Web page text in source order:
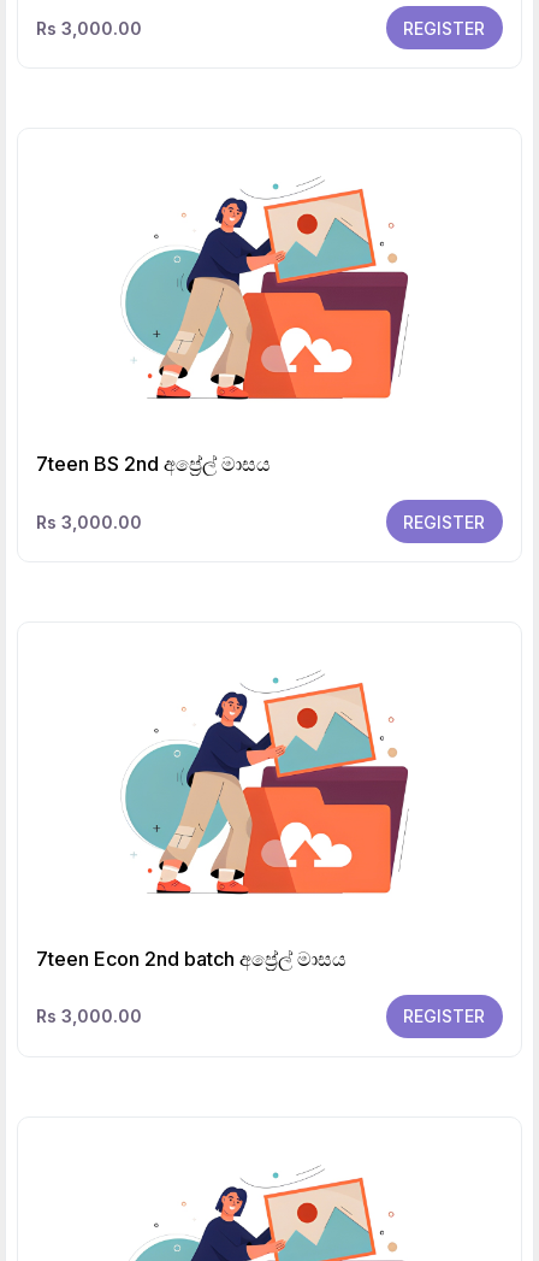
Rs 3,000.00 REGISTER
7teen BS 2nd අප්‍රේල් මාසය
Rs 3,000.00 REGISTER
7teen Econ 2nd batch අප්‍රේල් මාසය
Rs 3,000.00 REGISTER